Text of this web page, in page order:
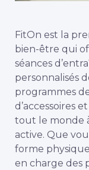
FitOn est la
bien-être qui
séances
personnalisés
programmes
d’accessoires
tout le monde
active. Que
forme
en charge des